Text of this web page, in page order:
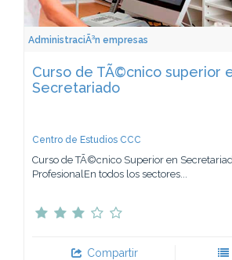
AdministraciÃ³n empresas
Curso de TÃ©cnico superior
Secretariado
Centro de Estudios CCC
Curso de TÃ©cnico Superior en
ProfesionalEn todos los sectores...
Compartir